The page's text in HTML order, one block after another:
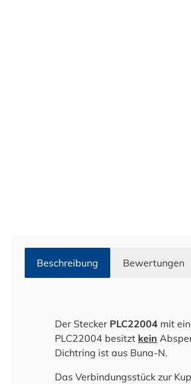
Beschreibung Bewertungen
Der Stecker PLC22004 mit
PLC22004 besitzt kein
Dichtring ist aus Buna-N.
Das Verbindungsstück zur